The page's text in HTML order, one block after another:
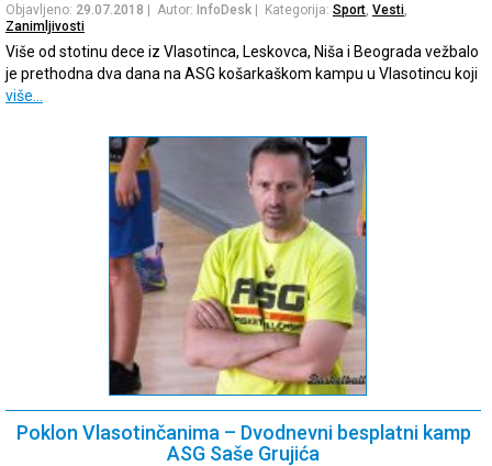
Objavljeno: 29.07.2018 | Autor: InfoDesk | Kategorija: Sport, Vesti,
Zanimljivosti
Više od stotinu dece iz Vlasotinca, Leskovca, Niša i Beograda vežbalo
je prethodna dva dana na ASG košarkaškom kampu u Vlasotincu koji
više…
Poklon Vlasotinčanima – Dvodnevni besplatni kamp
ASG Saše Grujića